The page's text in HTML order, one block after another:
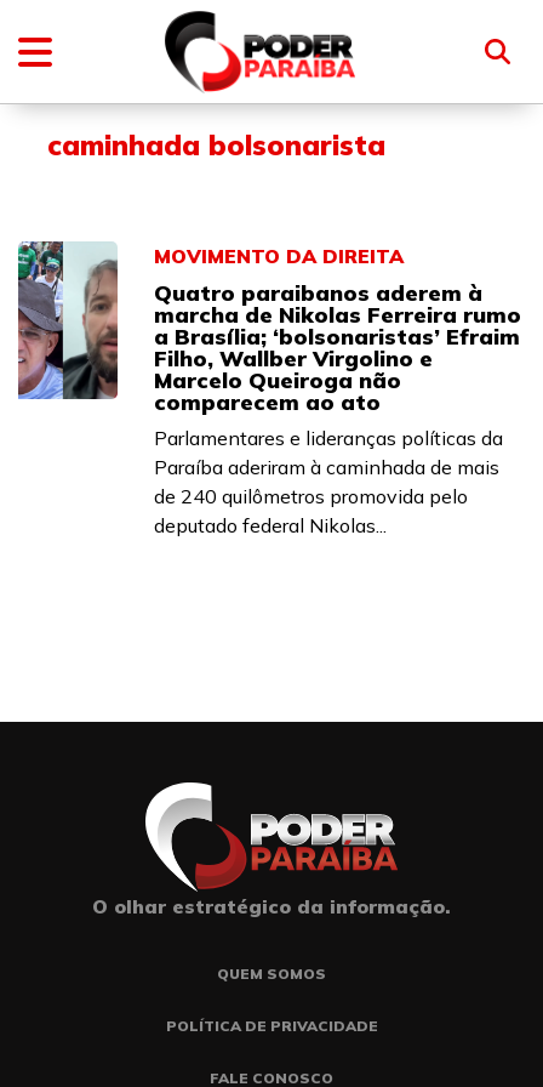
caminhada bolsonarista
MOVIMENTO DA DIREITA
Quatro paraibanos aderem à
marcha de Nikolas Ferreira rumo
a Brasília; ‘bolsonaristas’ Efraim
Filho, Wallber Virgolino e
Marcelo Queiroga não
comparecem ao ato
Parlamentares e lideranças políticas da
Paraíba aderiram à caminhada de mais
de 240 quilômetros promovida pelo
deputado federal Nikolas...
O olhar estratégico da informação.
QUEM SOMOS
POLÍTICA DE PRIVACIDADE
FALE CONOSCO